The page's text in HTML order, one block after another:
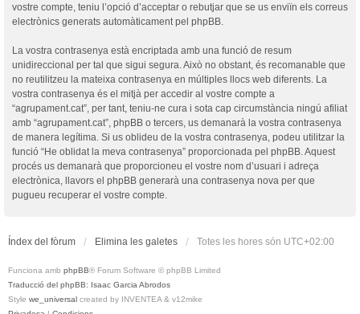
vostre compte, teniu l’opció d’acceptar o rebutjar que se us enviïn els correus
electrònics generats automàticament pel phpBB.
La vostra contrasenya està encriptada amb una funció de resum
unidireccional per tal que sigui segura. Això no obstant, és recomanable que
no reutilitzeu la mateixa contrasenya en múltiples llocs web diferents. La
vostra contrasenya és el mitjà per accedir al vostre compte a
“agrupament.cat”, per tant, teniu-ne cura i sota cap circumstància ningú afiliat
amb “agrupament.cat”, phpBB o tercers, us demanarà la vostra contrasenya
de manera legítima. Si us oblideu de la vostra contrasenya, podeu utilitzar la
funció “He oblidat la meva contrasenya” proporcionada pel phpBB. Aquest
procés us demanarà que proporcioneu el vostre nom d’usuari i adreça
electrònica, llavors el phpBB generarà una contrasenya nova per que
pugueu recuperar el vostre compte.
Índex del fòrum Elimina les galetes Totes les hores són UTC+02:00
Funciona amb phpBB® Forum Software © phpBB Limited
Traducció del phpBB: Isaac Garcia Abrodos
Style we_universal created by INVENTEA & v12mike